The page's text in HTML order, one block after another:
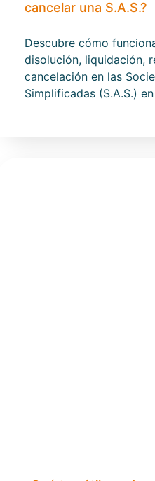
cancelar una S.A.S.?
Descubre cómo
disolución, liquidación,
cancelación en las
Simplificadas (S.A.S.)